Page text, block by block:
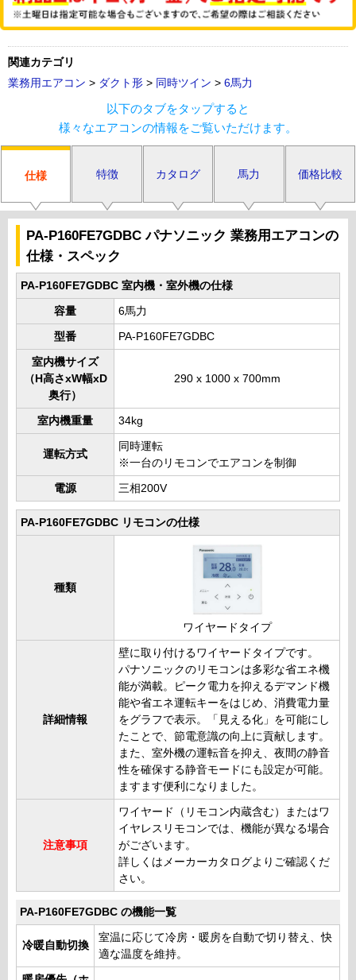
関連カテゴリ
業務用エアコン > ダクト形 > 同時ツイン > 6馬力
以下のタブをタップすると
様々なエアコンの情報をご覧いただけます。
仕様 特徴 カタログ 馬力 価格比較
PA-P160FE7GDBC パナソニック 業務用エアコンの
仕様・スペック
PA-P160FE7GDBC 室内機・室外機の仕様
容量 6馬力
型番 PA-P160FE7GDBC
室内機サイズ
（H高さxW幅xD
奥行）
290 x 1000 x 700mm
室内機重量 34kg
運転方式
同時運転
※一台のリモコンでエアコンを制御
電源 三相200V
PA-P160FE7GDBC リモコンの仕様
種類
ワイヤードタイプ
詳細情報
壁に取り付けるワイヤードタイプです。
パナソニックのリモコンは多彩な省エネ機
能が満載。ピーク電力を抑えるデマンド機
能や省エネ運転キーをはじめ、消費電力量
をグラフで表示。「見える化」を可能にし
たことで、節電意識の向上に貢献します。
また、室外機の運転音を抑え、夜間の静音
性を確保する静音モードにも設定が可能。
ますます便利になりました。
注意事項
ワイヤード（リモコン内蔵含む）またはワ
イヤレスリモコンでは、機能が異なる場合
がございます。
詳しくはメーカーカタログよりご確認くだ
さい。
PA-P160FE7GDBC の機能一覧
冷暖自動切換
室温に応じて冷房・暖房を自動で切り替え、快
適な温度を維持。